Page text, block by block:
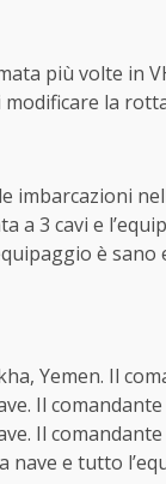
più volte in
la
imbarcazioni
a 3 cavi e
è
Yemen. Il
Il
Il
nave e tutto